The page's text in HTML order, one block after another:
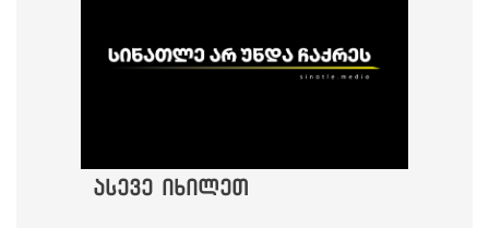
ასევე იხილეთ